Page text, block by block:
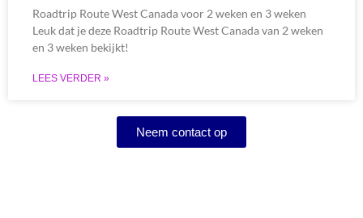
Roadtrip Route West Canada voor 2 weken en 3 weken
Leuk dat je deze Roadtrip Route West Canada van 2 weken
en 3 weken bekijkt!
LEES VERDER »
Neem contact op